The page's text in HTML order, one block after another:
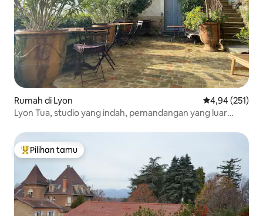
Rumah di Lyon Nilai rata-rata
4,94 (251)
Lyon Tua, studio yang indah, pemandangan yang luar
Pilihan tamu terpopuler
Pilihan tamu